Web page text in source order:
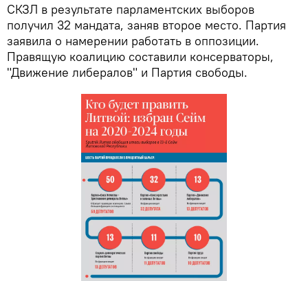
СКЗЛ в результате парламентских выборов
получил 32 мандата, заняв второе место. Партия
заявила о намерении работать в оппозиции.
Правящую коалицию составили консерваторы,
"Движение либералов" и Партия свободы.